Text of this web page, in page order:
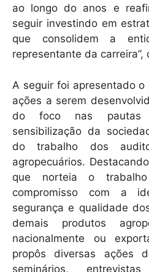
ao longo do anos e
seguir investindo em
que consolidem a
representante da carreira”,
A seguir foi apresentado
ações a serem
do foco nas pautas
sensibilização da
do trabalho dos
agropecuários.
que norteia o
compromisso com a
segurança e qualidade
demais produtos
nacionalmente ou
propôs diversas ações
seminários,